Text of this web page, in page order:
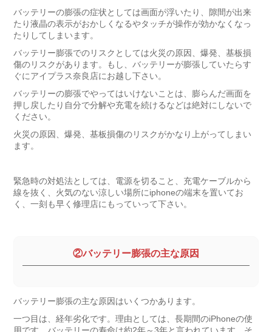
バッテリーの膨張の症状としては画面が浮いたり、隙間が出来
たり液晶の表示がおかしくなるやタッチが操作が効かなくなっ
たりしてしまいます。
バッテリー膨張でのリスクとしては火災の原因、爆発、基板損
傷のリスクがあります。もし、バッテリーが膨張していたらす
ぐにアイプラス奈良店にお越し下さい。
バッテリーの膨張でやってはいけないことは、膨らんだ画面を
押し戻したり自分で分解や充電を続けるなどは絶対にしないで
ください。
火災の原因、爆発、基板損傷のリスクがかなり上がってしまい
ます。
緊急時の対処法としては、電源を切ること、充電ケーブルから
線を抜く、火気のない涼しい場所にiphoneの端末を置いてお
く、一刻も早く修理店にもっていって下さい。
②バッテリー膨張の主な原因
バッテリー膨張の主な原因はいくつかあります。
一つ目は、経年劣化です。理由としては、長期間のiPhoneの使